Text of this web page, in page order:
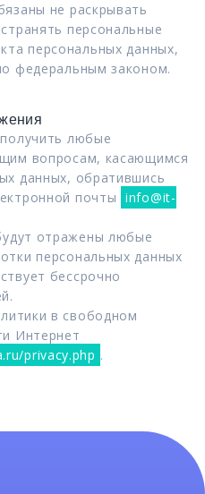
не раскрывать
персональные
персональных данных,
федеральным законом.
любые
вопросам, касающимся
данных, обратившись
почты info@it-
отражены любые
персональных данных
бессрочно
в свободном
Интернет
privacy.php .